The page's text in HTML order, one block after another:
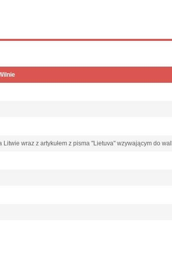
wraz z artykułem z pisma "Lietuva" wzywającym do